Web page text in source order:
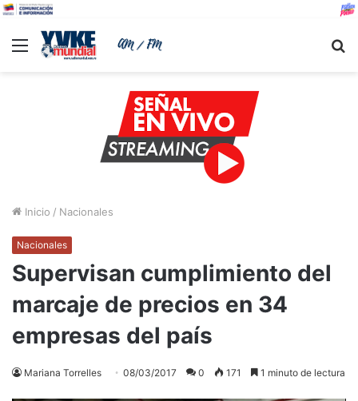
Menu
Inicio / Nacionales
Nacionales
Supervisan cumplimiento del
marcaje de precios en 34
empresas del país
Mariana Torrelles 08/03/2017 0 171 1 minuto de lectura